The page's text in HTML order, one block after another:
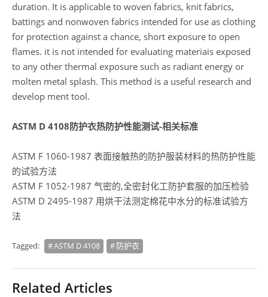
duration. It is applicable to woven fabrics, knit fabrics,
battings and nonwoven fabrics intended for use as clothing
for protection against a chance, short exposure to open
flames. it is not intended for evaluating materiais exposed
to any other thermal exposure such as radiant energy or
molten metal splash. This method is a useful research and
develop ment tool.
ASTM D 4108防护衣热防护性能测试-相关标准
ASTM F 1060-1987 表面接触热的防护服装材料的热防护性能
的试验方法
ASTM F 1052-1987 气密的,全密封化工防护套服的加压检验
ASTM D 2495-1987 用烘干法测定棉花中水分的标准试验方
法
Tagged: ASTM D 4108 防护衣
Related Articles